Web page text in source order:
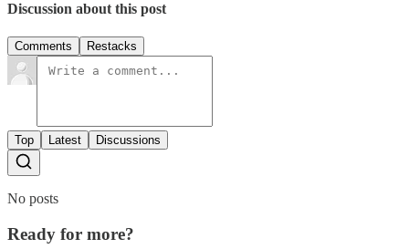
Discussion about this post
Comments Restacks
Top Latest Discussions
No posts
Ready for more?